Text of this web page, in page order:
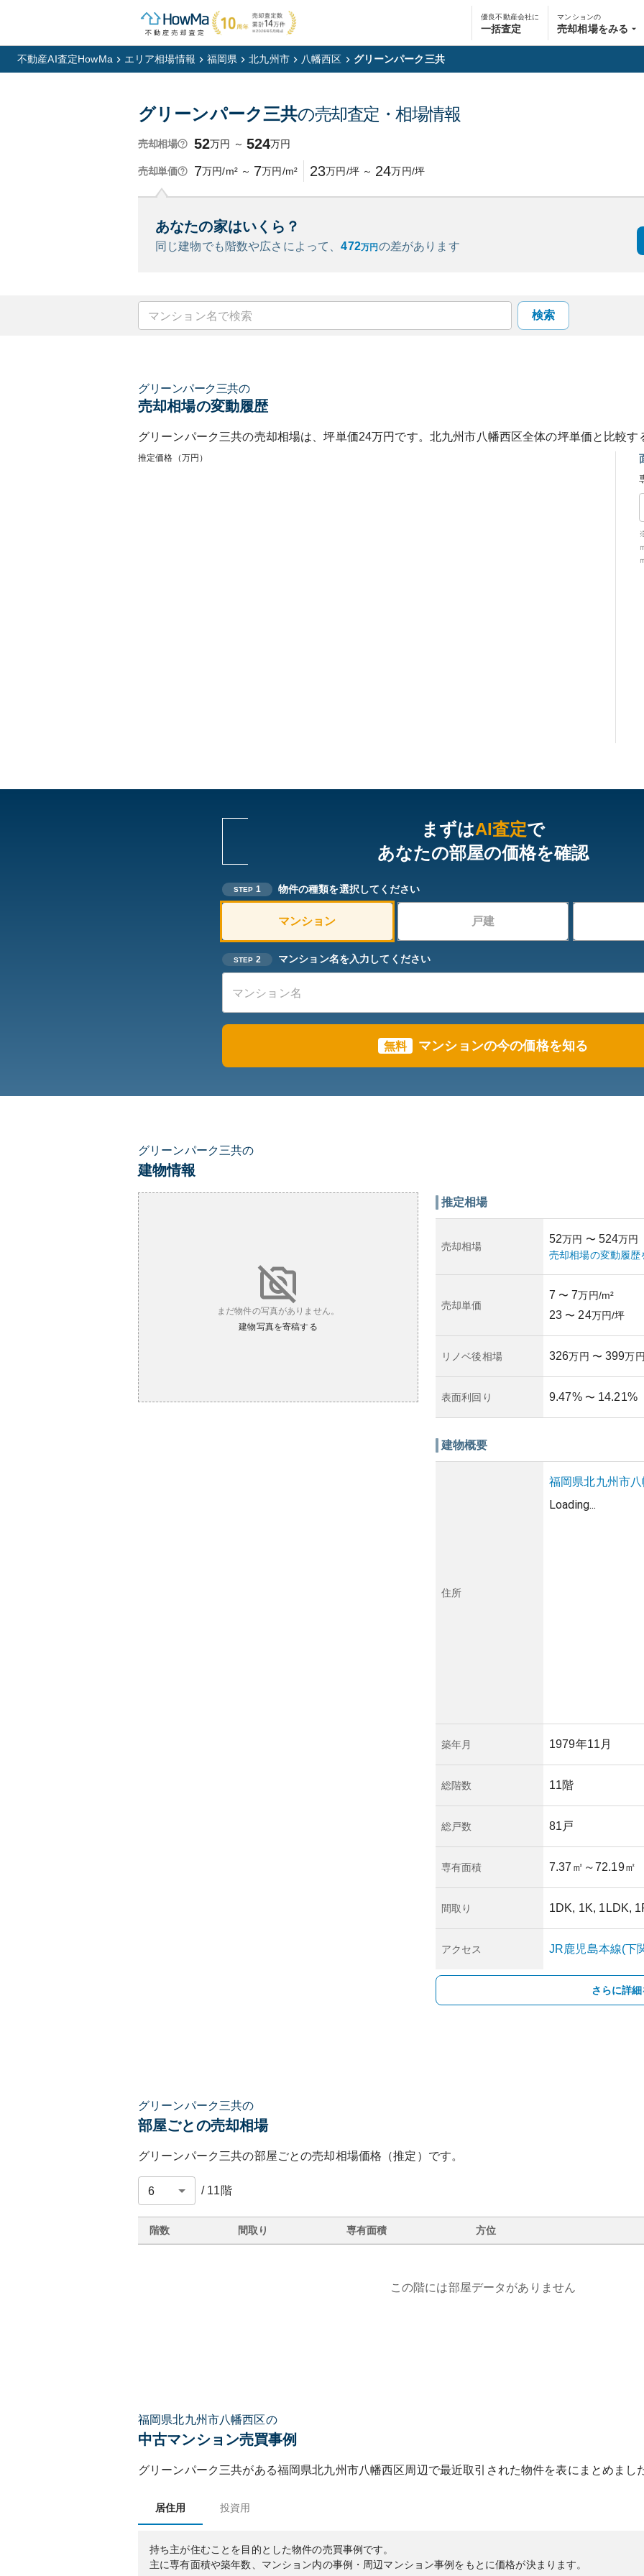
優良不動産会社に
一括査定
マンションの
売却相場をみる
不動産AI査定HowMa エリア相場情報 福岡県 北九州市 八幡西区 グリーンパーク三共
グリーンパーク三共の売却査定・相場情報
売却相場 52万円 ～ 524万円
売却単価 7万円/m² ～ 7万円/m² 23万円/坪 ～ 24万円/坪
あなたの家はいくら？
同じ建物でも階数や広さによって、472万円 の差があります
検索
グリーンパーク三共の
売却相場の変動履歴
グリーンパーク三共の売却相場は、坪単価24万円です。 北九州市八幡西区全体の坪単価と比較す
推定価格（万円）
まずはAI査定で
あなたの部屋の価格を確認
STEP 1 物件の種類を選択してください
マンション 戸建
STEP 2 マンション名を入力してください
無料 マンションの今の価格を知る
グリーンパーク三共の
建物情報
まだ物件の写真がありません。
建物写真を寄稿する
推定相場
売却相場
52万円 〜 524万円
売却相場の変動履歴
売却単価
7 〜 7万円/m²
23 〜 24万円/坪
リノベ後相場 326万円 〜 399万
表面利回り 9.47% 〜 14.21%
建物概要
住所
福岡県北九州市
Loading...
築年月 1979年11月
総階数 11階
総戸数 81戸
専有面積 7.37㎡ ～72.19㎡
間取り 1DK, 1K, 1LDK,
アクセス JR鹿児島本線(下
さらに詳
グリーンパーク三共の
部屋ごとの売却相場
グリーンパーク三共の部屋ごとの売却相場価格（推定）です。
/ 11 階
階数 間取り 専有面積 方位
この階には部屋データがありません
福岡県北九州市八幡西区の
中古マンション売買事例
グリーンパーク三共がある福岡県北九州市八幡西区周辺で最近取引された物件を表にまとめまし
居住用 投資用
持ち主が住むことを目的とした物件の売買事例です。
主に専有面積や築年数、マンション内の事例・周辺マンション事例をもとに価格が決まります。